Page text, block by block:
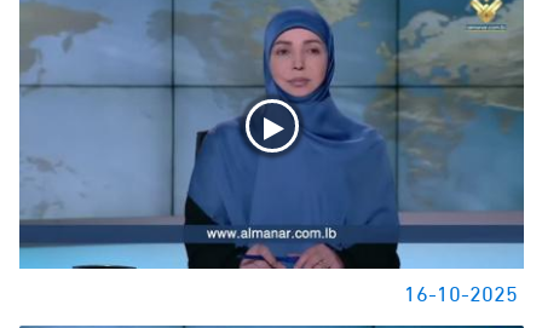
16-10-2025